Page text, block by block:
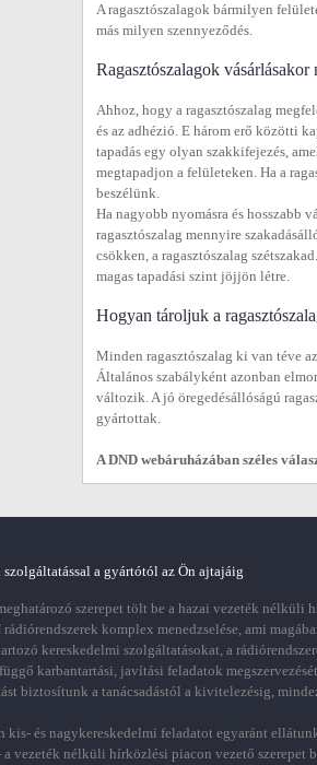
A ragasztószalagok bármilyen
más milyen szennyeződés.
Ragasztószalagok
Ahhoz, hogy a ragasztószalag
és az adhézió. E három erő közötti
tapadás egy olyan szakkifejezés,
megtapadjon a felületeken. Ha a
beszélünk.
Ha nagyobb nyomásra és hosszabb
ragasztószalag mennyire
csökken, a ragasztószalag
magas tapadási szint jöjjön létre.
Hogyan tároljuk a
Minden ragasztószalag ki van téve
Általános szabályként azonban
változik. A jó öregedésállóságú
gyártottak.
A DND webáruházában széles
a gyártótól az Ön ajtajáig
szerepet tölt be a hazai vezeték nélküli
komplex menedzselése, ami
kereskedelmi szolgáltatásokat, a
karbantartási, javítási feladatok
biztosítunk a tanácsadástól a kivitelezésig,
és nagykereskedelmi feladatot egyaránt
vezeték nélküli hírközlési piacon vezető szerepet